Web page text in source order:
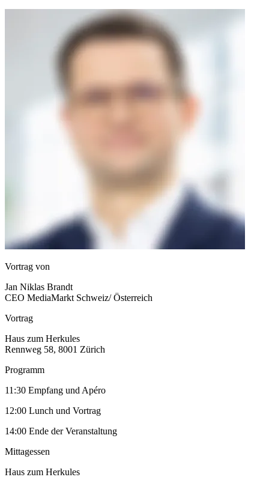
Vortrag von
Jan Niklas Brandt
CEO MediaMarkt Schweiz/ Österreich
Vortrag
Haus zum Herkules
Rennweg 58, 8001 Zürich
Programm
11:30 Empfang und Apéro
12:00 Lunch und Vortrag
14:00 Ende der Veranstaltung
Mittagessen
Haus zum Herkules